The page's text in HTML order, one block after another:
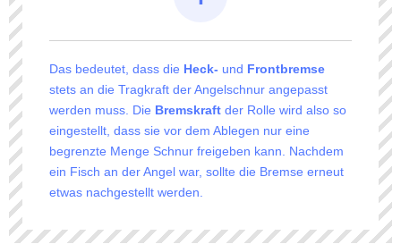
Das bedeutet, dass die Heck- und Frontbremse
stets an die Tragkraft der Angelschnur angepasst
werden muss. Die Bremskraft der Rolle wird also so
eingestellt, dass sie vor dem Ablegen nur eine
begrenzte Menge Schnur freigeben kann. Nachdem
ein Fisch an der Angel war, sollte die Bremse erneut
etwas nachgestellt werden.